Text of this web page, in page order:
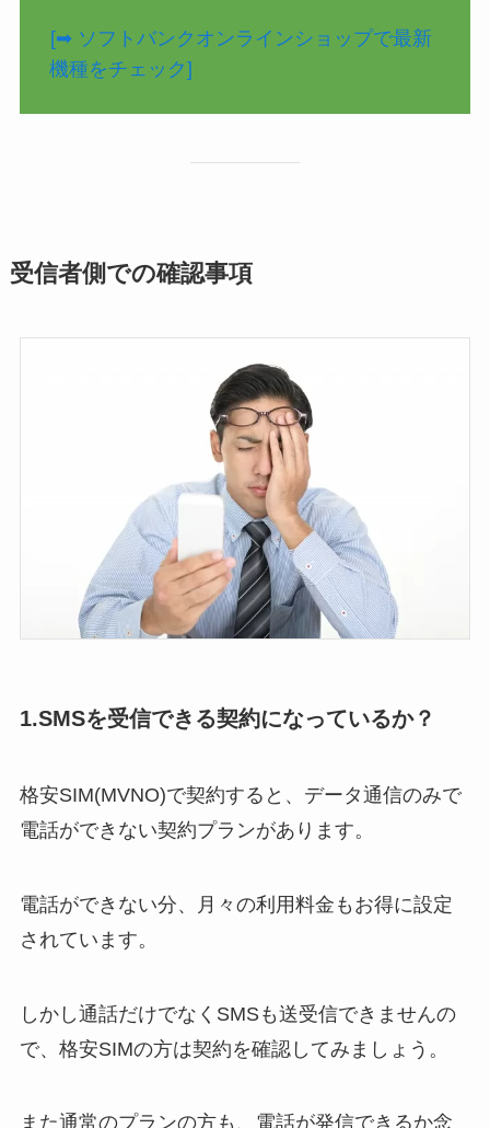
[➡ ソフトバンクオンラインショップで最新
機種をチェック]
受信者側での確認事項
1.SMSを受信できる契約になっているか？
格安SIM(MVNO)で契約すると、データ通信のみで
電話ができない契約プランがあります。
電話ができない分、月々の利用料金もお得に設定
されています。
しかし通話だけでなくSMSも送受信できませんの
で、格安SIMの方は契約を確認してみましょう。
また通常のプランの方も、電話が発信できるか念